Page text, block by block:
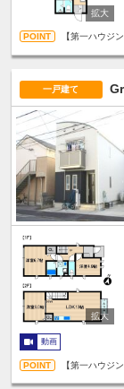
【第一ハウジ
一戸建て
動画
【第一ハウジ